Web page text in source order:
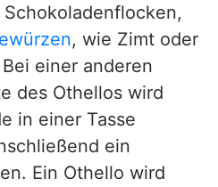
, wie Zimt oder
einer anderen
des Othellos wird
in einer Tasse
ein
Ein Othello wird